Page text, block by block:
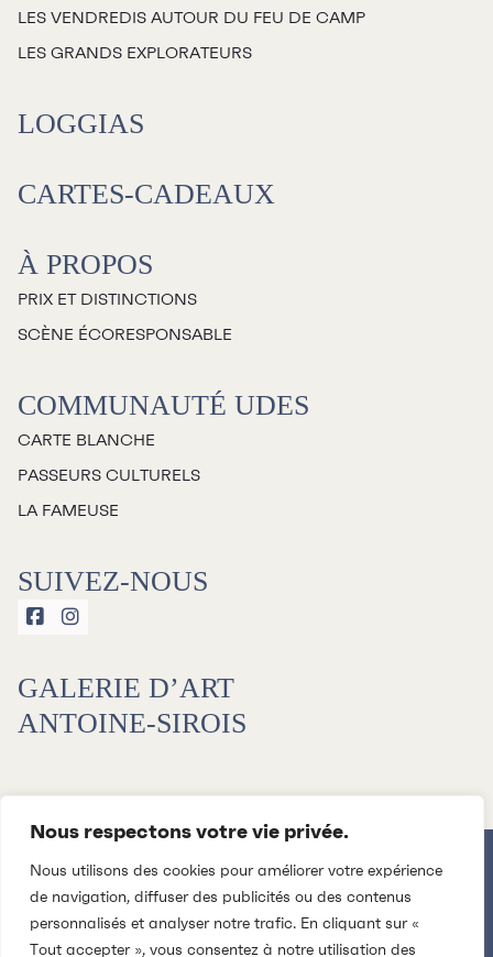
Nous respectons votre vie privée.
Nous utilisons des cookies pour améliorer votre expérience
de navigation, diffuser des publicités ou des contenus
personnalisés et analyser notre trafic. En cliquant sur «
Tout accepter », vous consentez à notre utilisation des
LES VENDREDIS AUTOUR DU FEU DE CAMP
LES GRANDS EXPLORATEURS
LOGGIAS
CARTES-CADEAUX
À PROPOS
PRIX ET DISTINCTIONS
SCÈNE ÉCORESPONSABLE
COMMUNAUTÉ UDES
CARTE BLANCHE
PASSEURS CULTURELS
LA FAMEUSE
SUIVEZ-NOUS
 
GALERIE D’ART
ANTOINE-SIROIS